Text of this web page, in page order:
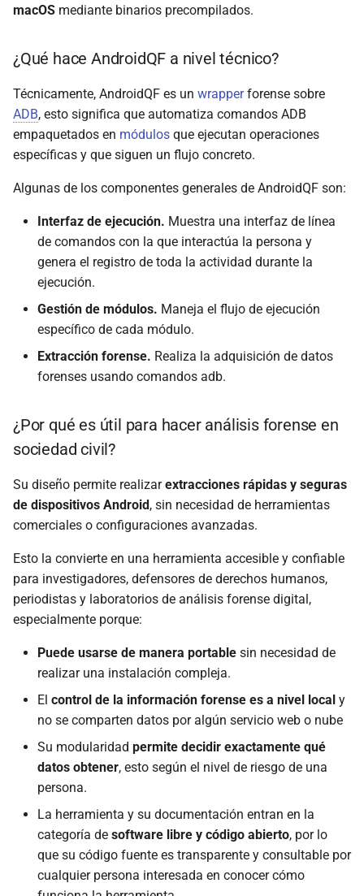
macOS mediante binarios precompilados.
¿Qué hace AndroidQF a nivel técnico?
Técnicamente, AndroidQF es un wrapperforense sobre
ADB, esto significa que automatiza comandos ADB
empaquetados en módulos que ejecutan operaciones
específicas y que siguen un flujo concreto.
Algunas de los componentes generales de AndroidQF son:
Interfaz de ejecución. Muestra una interfaz de línea
de comandos con la que interactúa la persona y
genera el registro de toda la actividad durante la
ejecución.
Gestión de módulos. Maneja el flujo de ejecución
específico de cada módulo.
Extracción forense. Realiza la adquisición de datos
forenses usando comandos adb.
¿Por qué es útil para hacer análisis forense en
sociedad civil?
Su diseño permite realizarextracciones rápidas y seguras
de dispositivos Android , sin necesidad de herramientas
comerciales o configuraciones avanzadas.
Esto la convierte en una herramienta accesible y confiable
para investigadores, defensores de derechos humanos,
periodistas y laboratorios de análisis forense digital,
especialmente porque:
Puede usarse de manera portable sin necesidad de
realizar una instalación compleja.
El control de la información forense es a nivel local y
no se comparten datos por algún servicio web o nube
Su modularidad permite decidir exactamente qué
datos obtener, esto según el nivel de riesgo de una
persona.
La herramienta y su documentación entran en la
categoría de software libre y código abierto, por lo
que su código fuente es transparente y consultable por
cualquier persona interesada en conocer cómo